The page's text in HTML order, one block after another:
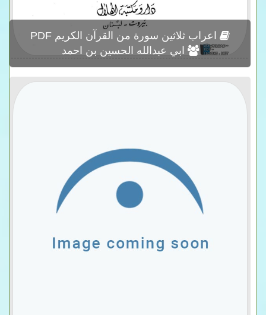
اعراب ثلاثين سورة من القرآن الكريم PDF
ابي عبدالله الحسين بن احمد